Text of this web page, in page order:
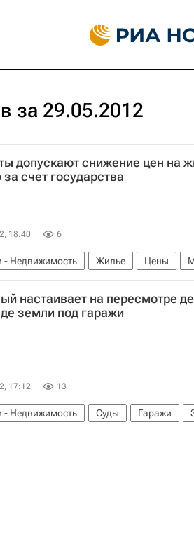
за 29.05.2012
допускают снижение цен на
счет государства
18:40 6
- Недвижимость Жилье Цены
область (Подмосковье)
Россия
настаивает на пересмотре
земли под гаражи
17:12 13
- Недвижимость Суды Гаражи